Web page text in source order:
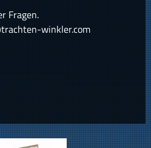
Fragen.
winkler.com